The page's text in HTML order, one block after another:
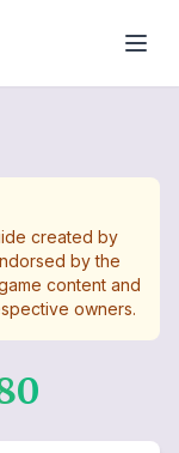
created by
by the
content and
owners.